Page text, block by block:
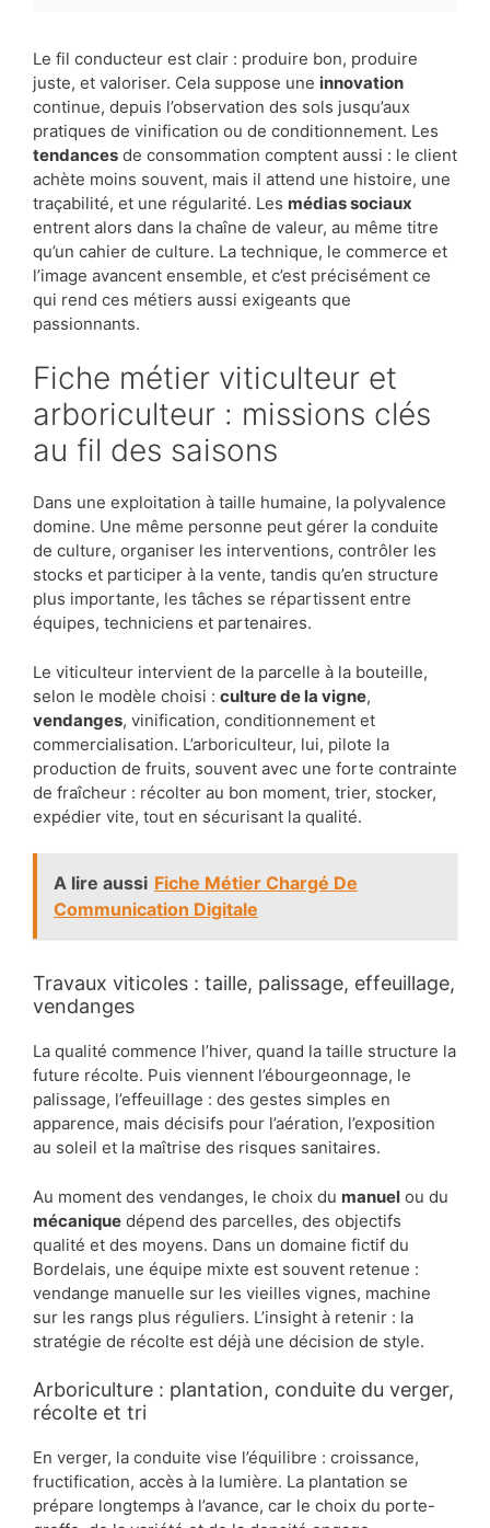
Le fil conducteur est clair : produire bon, produire
juste, et valoriser. Cela suppose une innovation
continue, depuis l’observation des sols jusqu’aux
pratiques de vinification ou de conditionnement. Les
tendances de consommation comptent aussi : le client
achète moins souvent, mais il attend une histoire, une
traçabilité, et une régularité. Les médias sociaux
entrent alors dans la chaîne de valeur, au même titre
qu’un cahier de culture. La technique, le commerce et
l’image avancent ensemble, et c’est précisément ce
qui rend ces métiers aussi exigeants que
passionnants.
Fiche métier viticulteur et
arboriculteur : missions clés
au fil des saisons
Dans une exploitation à taille humaine, la polyvalence
domine. Une même personne peut gérer la conduite
de culture, organiser les interventions, contrôler les
stocks et participer à la vente, tandis qu’en structure
plus importante, les tâches se répartissent entre
équipes, techniciens et partenaires.
Le viticulteur intervient de la parcelle à la bouteille,
selon le modèle choisi : culture de la vigne,
vendanges, vinification, conditionnement et
commercialisation. L’arboriculteur, lui, pilote la
production de fruits, souvent avec une forte contrainte
de fraîcheur : récolter au bon moment, trier, stocker,
expédier vite, tout en sécurisant la qualité.
A lire aussi Fiche Métier Chargé De
Communication Digitale
Travaux viticoles : taille, palissage, effeuillage,
vendanges
La qualité commence l’hiver, quand la taille structure la
future récolte. Puis viennent l’ébourgeonnage, le
palissage, l’effeuillage : des gestes simples en
apparence, mais décisifs pour l’aération, l’exposition
au soleil et la maîtrise des risques sanitaires.
Au moment des vendanges, le choix du manuel ou du
mécanique dépend des parcelles, des objectifs
qualité et des moyens. Dans un domaine fictif du
Bordelais, une équipe mixte est souvent retenue :
vendange manuelle sur les vieilles vignes, machine
sur les rangs plus réguliers. L’insight à retenir : la
stratégie de récolte est déjà une décision de style.
Arboriculture : plantation, conduite du verger,
récolte et tri
En verger, la conduite vise l’équilibre : croissance,
fructification, accès à la lumière. La plantation se
prépare longtemps à l’avance, car le choix du porte-